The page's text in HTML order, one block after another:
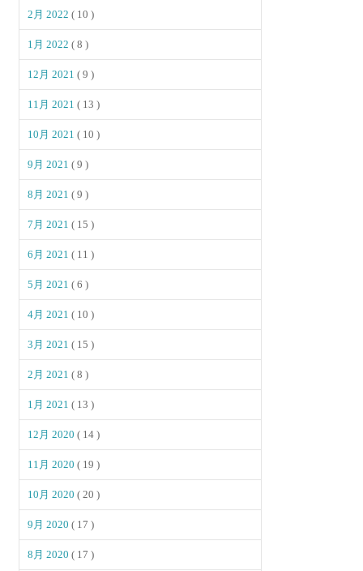
2月 2022( 10 )
1月 2022( 8 )
12月 2021( 9 )
11月 2021( 13 )
10月 2021( 10 )
9月 2021( 9 )
8月 2021( 9 )
7月 2021( 15 )
6月 2021( 11 )
5月 2021( 6 )
4月 2021( 10 )
3月 2021( 15 )
2月 2021( 8 )
1月 2021( 13 )
12月 2020( 14 )
11月 2020( 19 )
10月 2020( 20 )
9月 2020( 17 )
8月 2020( 17 )